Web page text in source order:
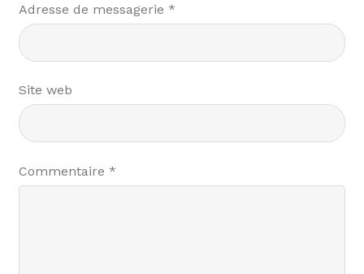
Adresse de messagerie *
Site web
Commentaire *